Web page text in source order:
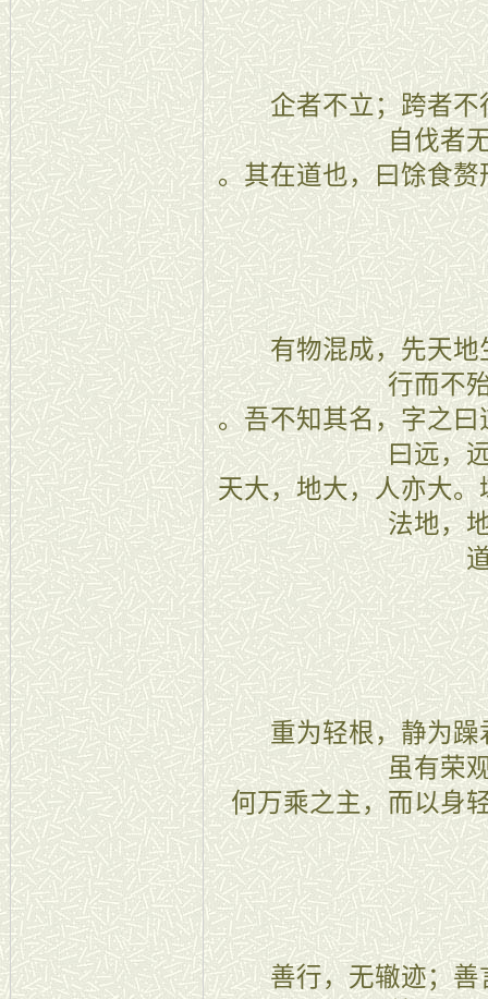
二十四
企者不立；跨者不行
自伐者
。其在道也，曰馀食
二十五
有物混成，先天地生
行而不
。吾不知其名，字之
曰远，
天大，地大，人亦大
法地，
二十六
重为轻根，静为躁君
虽有荣
何万乘之主，而以身
二十七
善行，无辙迹；善言